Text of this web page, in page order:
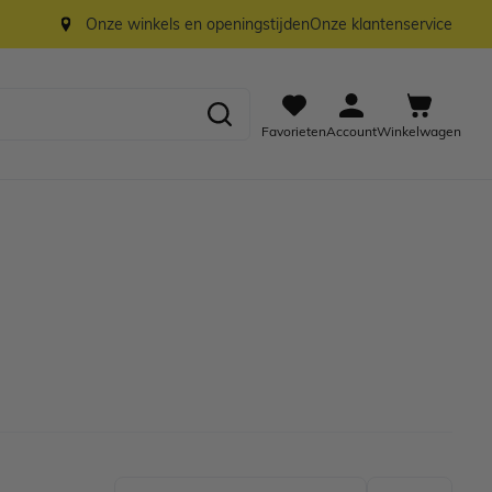
Onze winkels en openingstijdenOnze klantenservice
FavorietenAccountWinkelwagen